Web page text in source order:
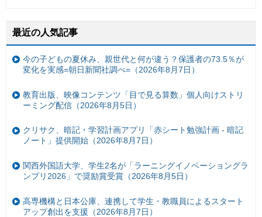
最近の人気記事
今の子どもの夏休み、親世代と何が違う？保護者の73.5％が
変化を実感=朝日新聞社調べ=（2026年8月7日）
教育出版、映像コンテンツ「目で見る算数」個人向けストリ
ーミング配信（2026年8月5日）
クリサク、暗記・学習計画アプリ「赤シート勉強計画 - 暗記
ノート」提供開始（2026年8月7日）
関西外国語大学、学生2名が「ラーニングイノベーショングラ
ンプリ2026」で奨励賞受賞（2026年8月5日）
高専機構と日本公庫、連携して学生・教職員によるスタート
アップ創出を支援（2026年8月7日）